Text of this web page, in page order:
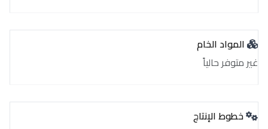
المواد الخام
غير متوفر حالياً
خطوط الإنتاج